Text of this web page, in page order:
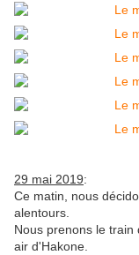
29 mai 2019:
Ce matin, nous
alentours.
Nous prenons le
air d'Hakone.